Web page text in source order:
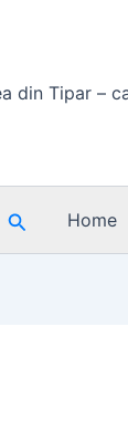
din Tipar –
SearchHome